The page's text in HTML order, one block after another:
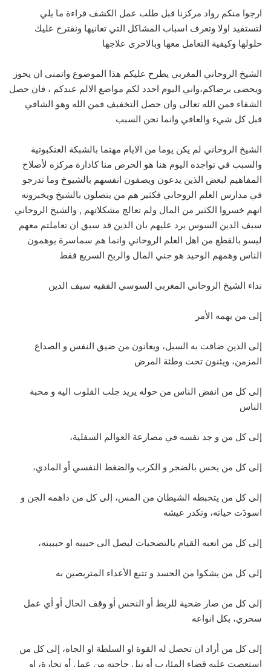
ارجوا منكم رواد مركزنا قبل طلب عمل الكشف قراءة ما يلي
لتستفيد اولا وتعرف اسباب المشاكل التي تعانيها ونقترح عليك
حلولها وكيفية التعامل معها وبالاحرى علاجها
الشيخ الروحاني المغربي يطرح عليكم هذا الموضوع واتمنى ان يحوز
ويحضى برضاكم،واني اليوم احدد لكم مواضع الالم عندكم ، فان حصل
الشفاء فمن الله تعالى وان حصل التخفيف فمن الله وهو الشافي
قبل كل شيء والعافي وانما نحن السبب
الشيخ الروحاني لم يكن يوما من الايام مهتما بالشبكة العنكبوتية
والسبب في تواجده اليوم هنا هو الحرص منا كادارة مركزه لأصلاح
المفاهيم لبعض الذين يدعون ويصفون انفسهم بالشيوخ وما تدرجو
في مدارس العلم الروحاني فكثير هم من يتصلون بالشيخ ويخبرونه
انهم خسروا الكثير من المال ولم تعالج مشكلاتهم , والشيخ الروحاني
سيف الدين السوس يرد عليهم بان الذين قد سبق ان تعاملتم معهم
ليسو بالقطع من اهل العلم الروحاني وانما هم سماسرة يوهمون
الناس وهمهم الوحيد هو جني المال والربح السريع فقط
نداء الشيخ الروحاني المغربي السوسي الفقيه سيف الدين
إلى من يهمه الأمر
إلى الذين ضاقت به السبل، ويعانون من ضيق النفس و الصداع
المزمن، ويئنون تحت وطئة المرض
إلى كل من انفض الناس من حوله يريد جلب القلوب اليه و محبة
الناس
إلى كل من و جد نفسه في مصارعة العوالم السفلية،
إلى كل من يحس بالضجر و الكرب والضغط النفسي أو المادي،
إلى كل من يتخبطه الشيطان من المس، إلى كل من داهمه الجن و
اسودَت حياته، وتكدر عيشه
إلى كل من اتعبه القيام بالتضحيات ليصل الى حبيبه او حبيبته،
إلى كل من يشكوا من الحسد و تتبع الأعداء المتربصين به
إلى كل من صار ضحية للربط أو النحس أو وقف الحال أو أي عمل
سحري، بكل انواعه
إلى كل من أراد ان تحصل له القوة او السلطة او الجاه، إلى كل من
استعصت عليه قضاء المئارب أو نيل حاجته من عمل أو تجارة، او